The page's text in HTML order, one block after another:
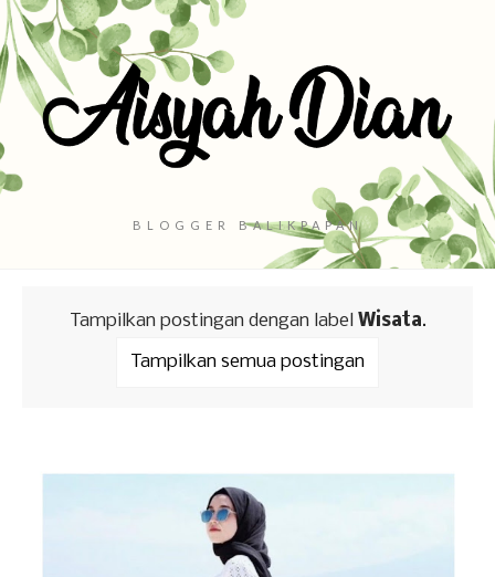
BLOGGER BALIKPAPAN
Tampilkan postingan dengan label Wisata.
Tampilkan semua postingan